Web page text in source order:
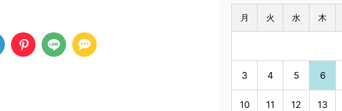
月 火 水 木
3 4 5 6
10 11 12 13